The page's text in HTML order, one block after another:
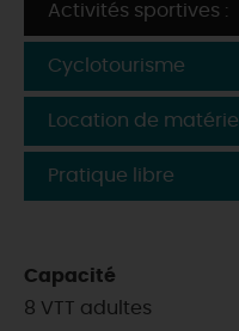
Activités sportives :
Cyclotourisme
Location de matériel
Pratique libre
Capacité
8 VTT adultes